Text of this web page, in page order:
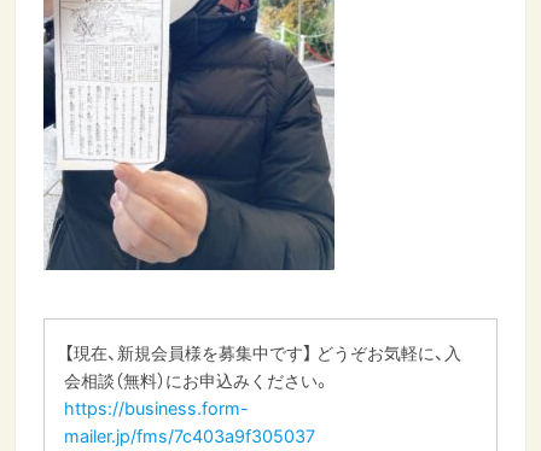
【現在、新規会員様を募集中です】 どうぞお気軽に、入
会相談（無料）にお申込みください。
https://business.form-
mailer.jp/fms/7c403a9f305037